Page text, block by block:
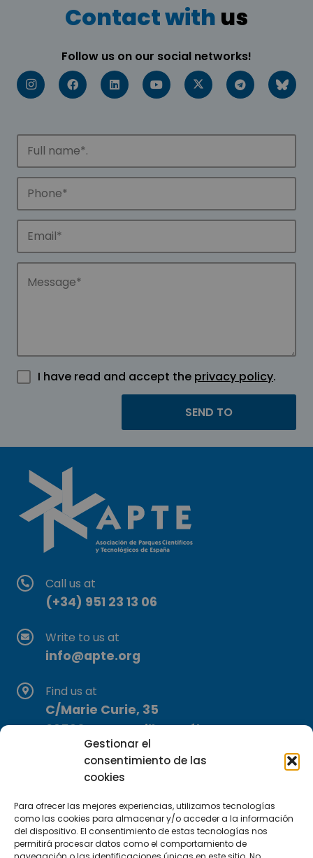
Gestionar el
consentimiento de las
cookies
Para ofrecer las mejores experiencias, utilizamos tecnologías
como las cookies para almacenar y/o acceder a la información
del dispositivo. El consentimiento de estas tecnologías nos
permitirá procesar datos como el comportamiento de
Contact with us
Follow us on our social networks!
I have read and accept the privacy policy.
Call us at
(+34) 951 23 13 06
Write to us at
info@apte.org
Find us at
C/Marie Curie, 35
29590 Campanillas, Málaga
Subscribe to our Newsletter